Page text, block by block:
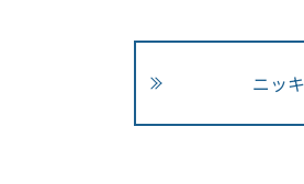
ニッ